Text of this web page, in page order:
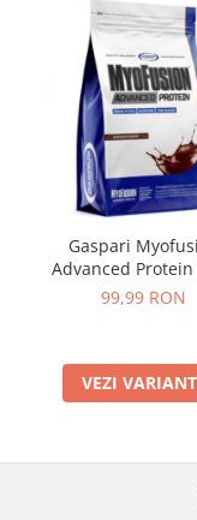
Gaspari
Advanced Protein
99,99 RON
VEZI